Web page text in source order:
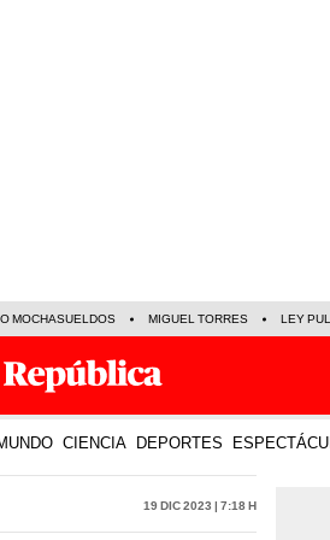
MOCHASUELDOS MIGUEL TORRES LEY
CIENCIA DEPORTES
19 Dic 2023 | 7:18 h